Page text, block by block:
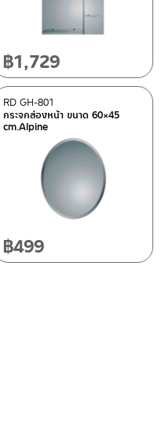
฿1,729
สินค้าลดราคา เคลียร์สต็อก
กระจกส่องหน้า ขนาด 60×45
cm.Alpine
RD GH-801
฿499